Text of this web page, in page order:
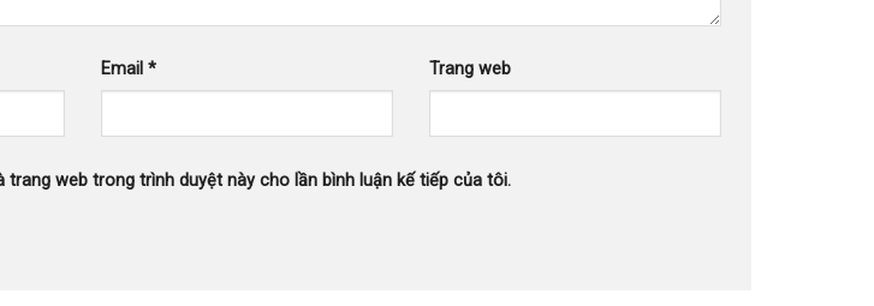
Email * Trang web
trang web trong trình duyệt này cho lần bình luận kế tiếp của tôi.